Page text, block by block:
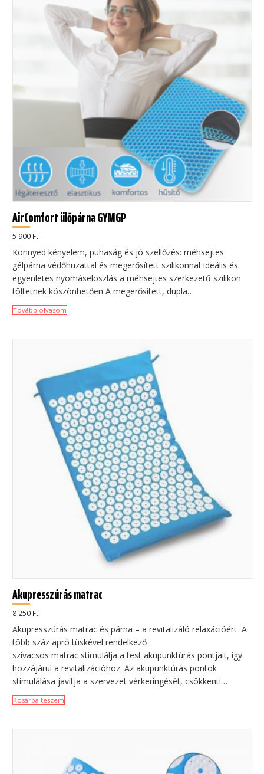
AirComfort ülőpárna GYMGP
5 900 Ft
Könnyed kényelem, puhaság és jó szellőzés: méhsejtes
gélpárna védőhuzattal és megerősített szilikonnal Ideális és
egyenletes nyomáseloszlás a méhsejtes szerkezetű szilikon
töltetnek köszönhetően A megerősített, dupla…
Tovább olvasom
Akupresszúrás matrac
8 250 Ft
Akupresszúrás matrac és párna – a revitalizáló relaxációért A
több száz apró tüskével rendelkező
szivacsos matrac stimulálja a test akupunktúrás pontjait, így
hozzájárul a revitalizációhoz. Az akupunktúrás pontok
stimulálása javítja a szervezet vérkeringését, csökkenti…
Kosárba teszem